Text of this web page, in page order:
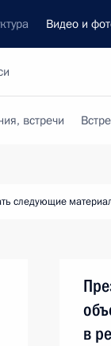
Видео и
встречи
следующие
в